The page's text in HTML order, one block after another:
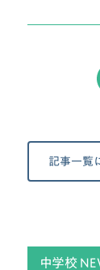
記事一覧
中学校